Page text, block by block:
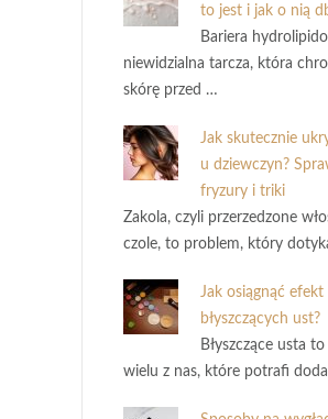
to jest i jak o nią
Bariera
niewidzialna tarcza, która
skórę przed …
Jak skutecznie
u dziewczyn?
fryzury i triki
Zakola, czyli przerzedzone
czole, to problem, który
Jak osiągnąć efekt
błyszczących ust?
Błyszczące usta
wielu z nas, które potrafi